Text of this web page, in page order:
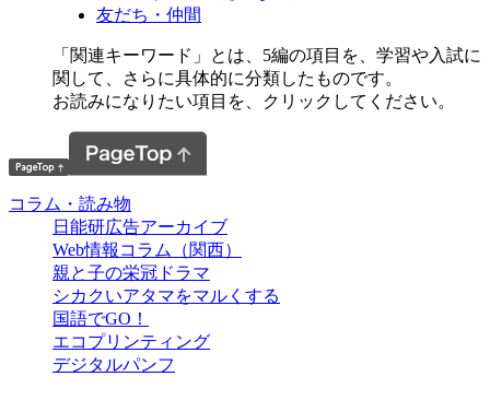
友だち・仲間
「関連キーワード」とは、5編の項目を、学習や入試に
関して、さらに具体的に分類したものです。
お読みになりたい項目を、クリックしてください。
コラム・読み物
日能研広告アーカイブ
Web情報コラム（関西）
親と子の栄冠ドラマ
シカクいアタマをマルくする
国語でGO！
エコプリンティング
デジタルパンフ